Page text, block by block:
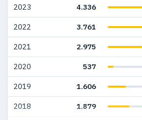
2005 1.451
2004 227
2023 4.336
2022 3.761
2021 2.975
2020 537
2019 1.606
2018 1.879